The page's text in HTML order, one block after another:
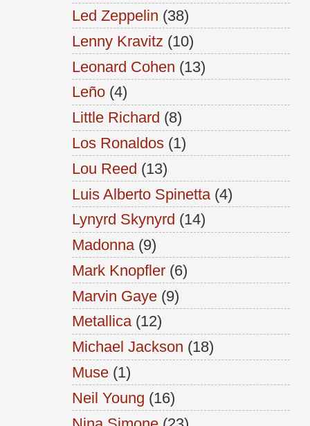
Led Zeppelin (38)
Lenny Kravitz (10)
Leonard Cohen (13)
Leño (4)
Little Richard (8)
Los Ronaldos (1)
Lou Reed (13)
Luis Alberto Spinetta (4)
Lynyrd Skynyrd (14)
Madonna (9)
Mark Knopfler (6)
Marvin Gaye (9)
Metallica (12)
Michael Jackson (18)
Muse (1)
Neil Young (16)